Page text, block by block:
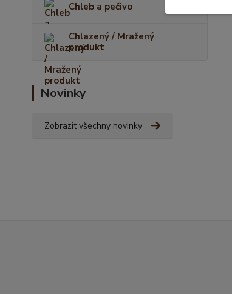
Chleb a pečivo
Chlazený / Mražený
produkt
Novinky
Zobrazit všechny novinky